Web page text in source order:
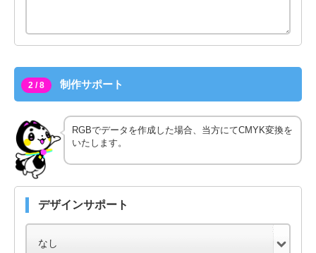
2 / 8 制作サポート
RGBでデータを作成した場合、当方にてCMYK変換を
いたします。
デザインサポート